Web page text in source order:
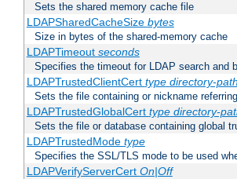
Sets the shared memory cache file
LDAPSharedCacheSize bytes
Size in bytes of the shared-memory cache
LDAPTimeout seconds
Specifies the timeout for LDAP search and
LDAPTrustedClientCert type directory-
Sets the file containing or nickname
LDAPTrustedGlobalCert type directory-
Sets the file or database containing global
LDAPTrustedMode type
Specifies the SSL/TLS mode to be used
LDAPVerifyServerCert On|Off